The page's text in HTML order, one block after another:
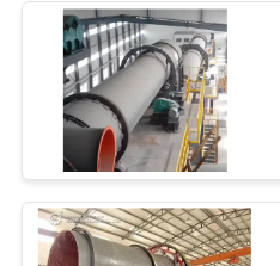
साइटमैप
गोपनीयता